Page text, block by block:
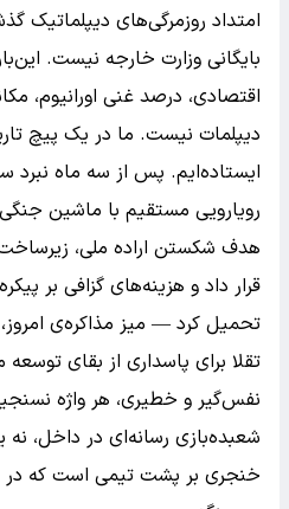
امتداد روزمرگی‌های دیپلماتیک
بایگانی وزارت خارجه نیست.
اقتصادی، درصد غنی اورانیوم،
دیپلمات نیست. ما در یک پیچ
ایستاده‌ایم. پس از سه ماه نبرد
رویارویی مستقیم با ماشین
هدف شکستن اراده ملی،
قرار داد و هزینه‌های گزافی بر
تحمیل کرد — میز مذاکره‌ی
تقلا برای پاسداری از بقای
نفس‌گیر و خطیری، هر واژه
شعبده‌بازی رسانه‌ای در داخل،
خنجری بر پشت تیمی است که